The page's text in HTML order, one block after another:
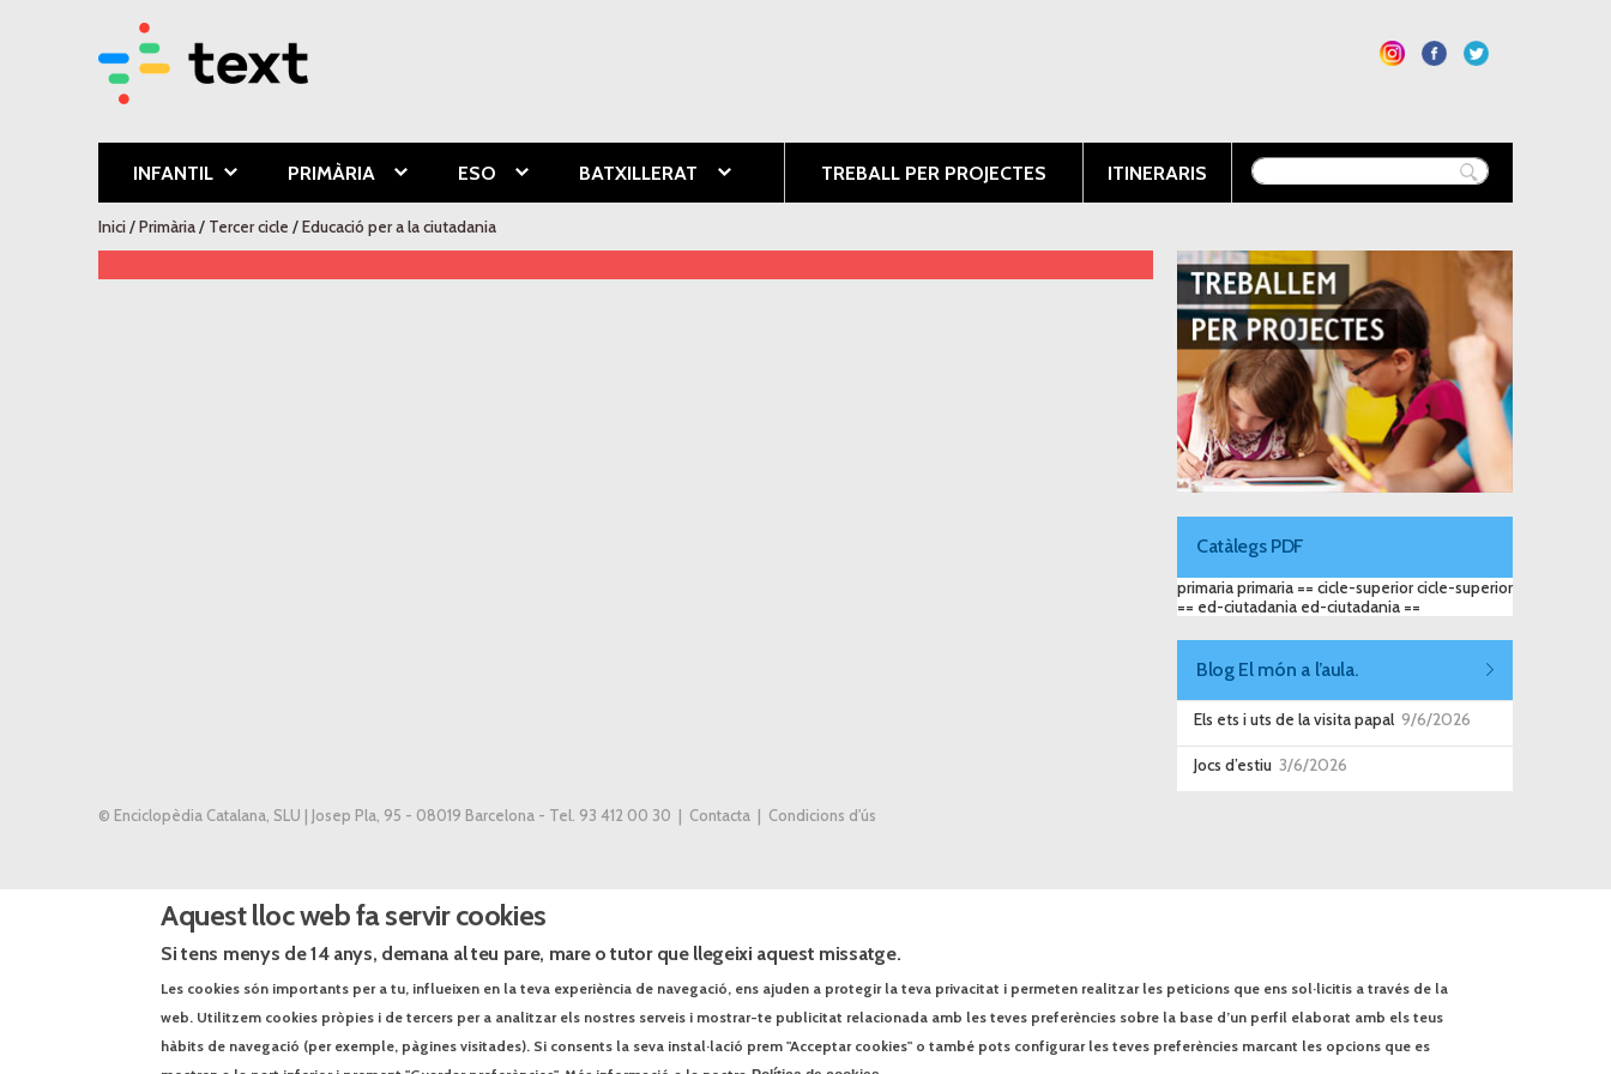
INFANTIL PRIMÀRIA ESO BATXILLERAT TREBALL PER PROJECTES ITINERARIS
Esteu aquí
Inici/Primària/ Tercer cicle /Educació per a la ciutadania
Catàlegs PDF
primaria primaria == cicle-superior cicle-superior
== ed-ciutadania ed-ciutadania ==
Blog El món a l’aula.
Els ets i uts de la visita papal 9/6/2026
Jocs d’estiu 3/6/2026
© Enciclopèdia Catalana, SLU | Josep Pla, 95 - 08019 Barcelona - Tel. 93 412 00 30 | Contacta | Condicions d'ús
Aquest lloc web fa servir cookies
Si tens menys de 14 anys, demana al teu pare, mare o tutor que llegeixi aquest missatge.
Les cookies són importants per a tu, influeixen en la teva experiència de navegació, ens ajuden a protegir la teva privacitat i permeten realitzar les peticions que ens sol·licitis a través de la
web. Utilitzem cookies pròpies i de tercers per a analitzar els nostres serveis i mostrar-te publicitat relacionada amb les teves preferències sobre la base d’un perfil elaborat amb els teus
hàbits de navegació (per exemple, pàgines visitades). Si consents la seva instal·lació prem "Acceptar cookies" o també pots configurar les teves preferències marcant les opcions que es